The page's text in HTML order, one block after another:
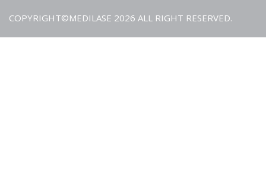
COPYRIGHT©MEDILASE 2026 ALL RIGHT RESERVED.